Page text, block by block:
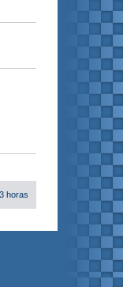
horas